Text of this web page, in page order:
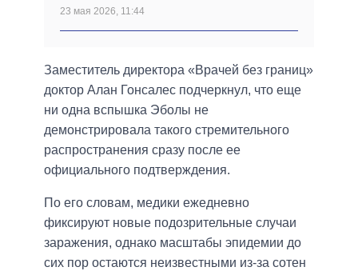
23 мая 2026, 11:44
Заместитель директора «Врачей без границ»
доктор Алан Гонсалес подчеркнул, что еще
ни одна вспышка Эболы не
демонстрировала такого стремительного
распространения сразу после ее
официального подтверждения.
По его словам, медики ежедневно
фиксируют новые подозрительные случаи
заражения, однако масштабы эпидемии до
сих пор остаются неизвестными из-за сотен